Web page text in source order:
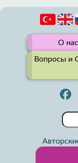
О нас
Вопросы и